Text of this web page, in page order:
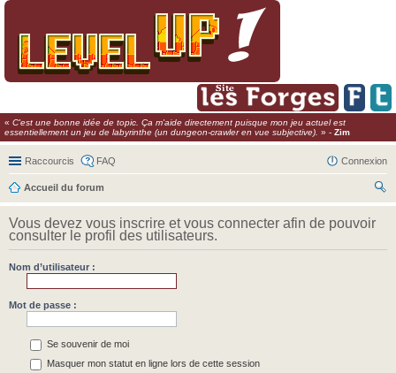
« C'est une bonne idée de topic. Ça m'aide directement puisque mon jeu actuel est
essentiellement un jeu de labyrinthe (un dungeon-crawler en vue subjective). » - Zim
Raccourcis FAQ Connexion
Accueil du forum
ec
her
ch
Vous devez vous inscrire et vous connecter afin de pouvoir
consulter le profil des utilisateurs.
Nom d’utilisateur :
Mot de passe :
Se souvenir de moi
Masquer mon statut en ligne lors de cette session